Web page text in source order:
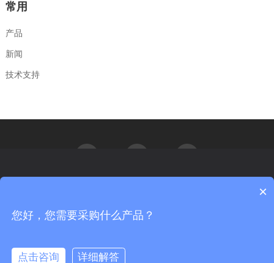
常用
产品
新闻
技术支持
京ICP备09056840号-3
京公网安备 11011402012026号
汇能精电非常重视您的个人隐私，当您访问我们的网站时，请同意使
们的 隐私政策
我同意
×
您好，您需要采购什么产品？
点击咨询 详细解答